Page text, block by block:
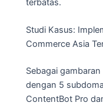
terbatas.
Studi Kasus:
Commerce Asia
Sebagai
dengan 5
ContentBot Pro